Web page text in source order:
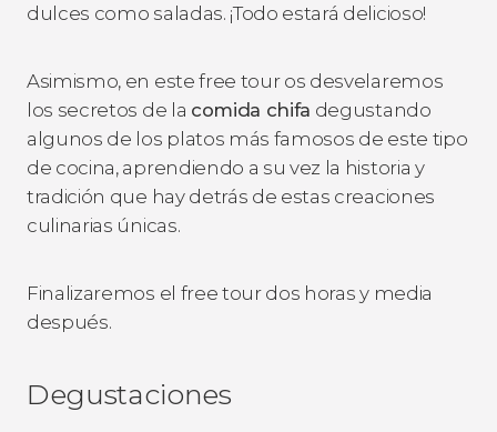
dulces como saladas. ¡Todo estará delicioso!
Asimismo, en este free tour os desvelaremos
los secretos de la comida chifa degustando
algunos de los platos más famosos de este tipo
de cocina, aprendiendo a su vez la historia y
tradición que hay detrás de estas creaciones
culinarias únicas.
Finalizaremos el free tour dos horas y media
después.
Degustaciones